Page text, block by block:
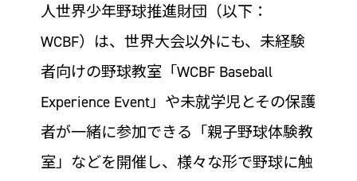
人世界少年野球推進財団（以下：
WCBF）は、世界大会以外にも、未経験
者向けの野球教室「WCBF Baseball
Experience Event」や未就学児とその保護
者が一緒に参加できる「親子野球体験教
室」などを開催し、様々な形で野球に触